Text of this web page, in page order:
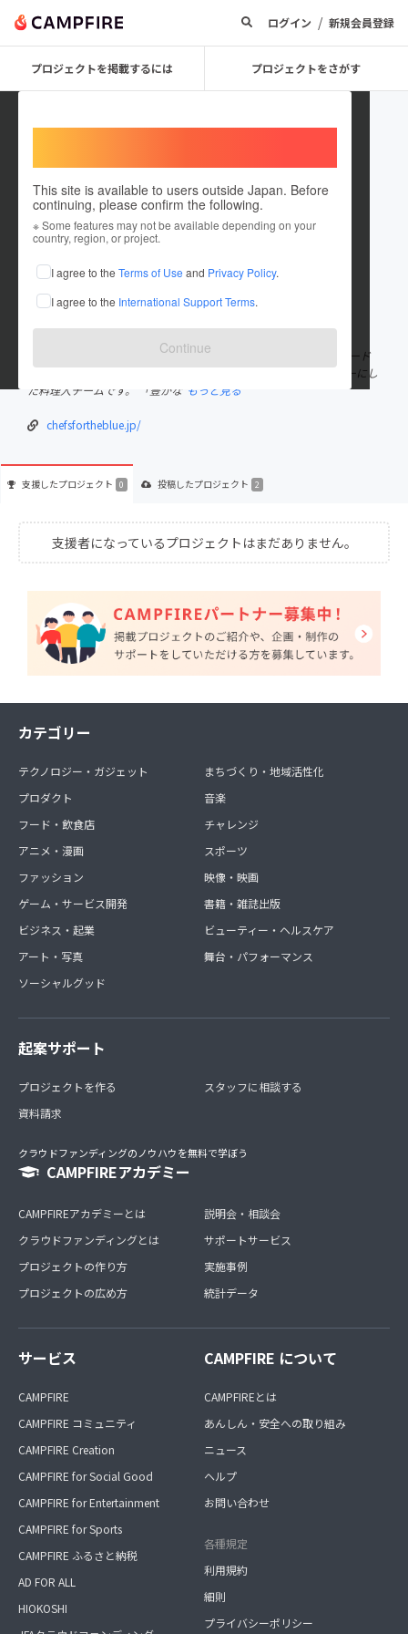
ログイン / 新規会員登録
プロジェクトを掲載するには プロジェクトをさがす
This site is available to users outside Japan. Before
continuing, please confirm the following.
※ Some features may not be available depending on your
country, region, or project.
I agree to the Terms of Use and Privacy Policy.
I agree to the International Support Terms.
Continue
Chefs for the Blue
これまでに2件のプロジェクトを投稿しています
在住国：日本 現在地：未設定
出身国：日本 出身地：未設定
Chefs for the Blueは、日本の水産資源の現状に危機感を抱いたフード
ジャーナリストと東京・京都のトップシェフ約45名を構成メンバーにし
た料理人チームです。 「豊かな もっと見る
chefsfortheblue.jp/
支援したプロジェクト 0 投稿したプロジェクト 2
支援者になっているプロジェクトはまだありません。
カテゴリー
テクノロジー・ガジェット
プロダクト
フード・飲食店
アニメ・漫画
ファッション
ゲーム・サービス開発
ビジネス・起業
アート・写真
ソーシャルグッド
まちづくり・地域活性化
音楽
チャレンジ
スポーツ
映像・映画
書籍・雑誌出版
ビューティー・ヘルスケア
舞台・パフォーマンス
起案サポート
プロジェクトを作る
資料請求
スタッフに相談する
クラウドファンディングのノウハウを無料で学ぼう
CAMPFIREアカデミー
CAMPFIREアカデミーとは
クラウドファンディングとは
プロジェクトの作り方
プロジェクトの広め方
説明会・相談会
サポートサービス
実施事例
統計データ
サービス
CAMPFIRE
CAMPFIRE コミュニティ
CAMPFIRE Creation
CAMPFIRE for Social Good
CAMPFIRE for Entertainment
CAMPFIRE for Sports
CAMPFIRE ふるさと納税
AD FOR ALL
HIOKOSHI
CAMPFIRE について
CAMPFIREとは
あんしん・安全への取り組み
ニュース
ヘルプ
お問い合わせ
各種規定
利用規約
細則
プライバシーポリシー